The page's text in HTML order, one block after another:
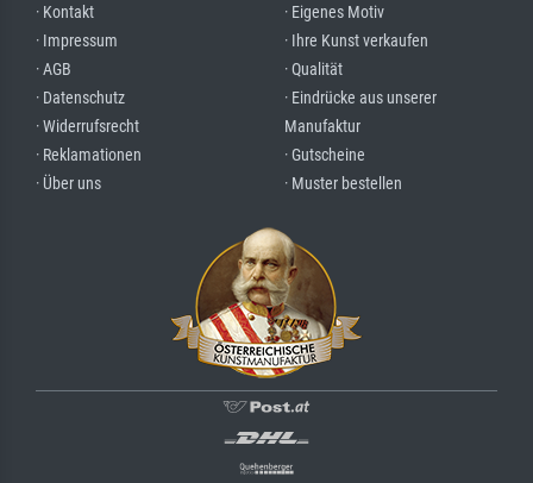
· Kontakt
· Impressum
· AGB
· Datenschutz
· Widerrufsrecht
· Reklamationen
· Über uns
· Eigenes Motiv
· Ihre Kunst verkaufen
· Qualität
· Eindrücke aus unserer
Manufaktur
· Gutscheine
· Muster bestellen